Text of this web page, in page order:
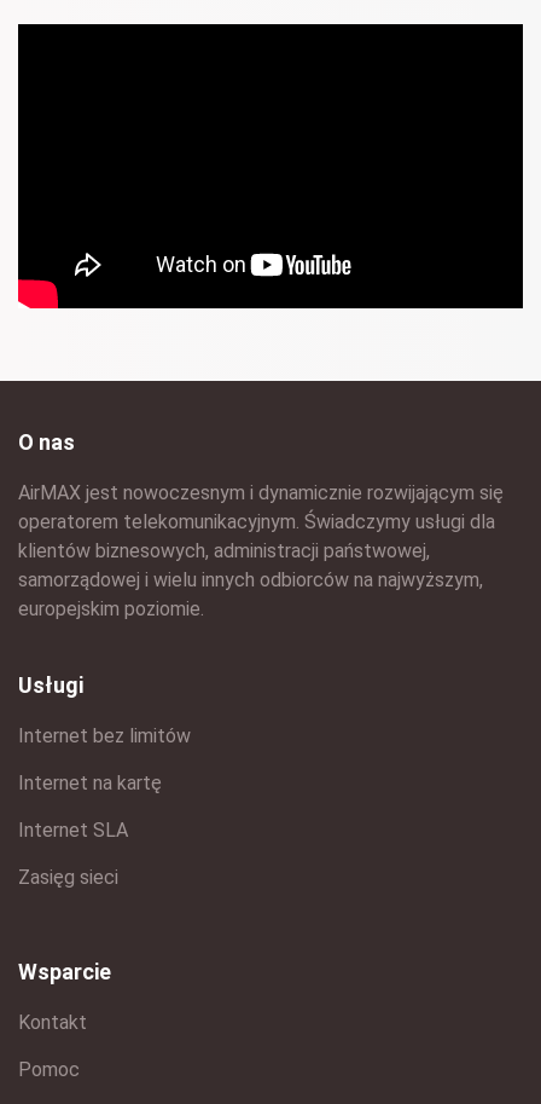
O nas
AirMAX jest nowoczesnym i dynamicznie rozwijającym się
operatorem telekomunikacyjnym. Świadczymy usługi dla
klientów biznesowych, administracji państwowej,
samorządowej i wielu innych odbiorców na najwyższym,
europejskim poziomie.
Usługi
Internet bez limitów
Internet na kartę
Internet SLA
Zasięg sieci
Wsparcie
Kontakt
Pomoc